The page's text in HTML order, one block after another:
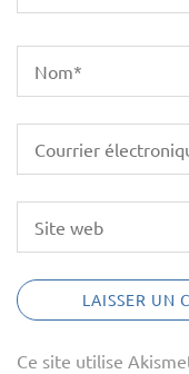
Ce site utilise